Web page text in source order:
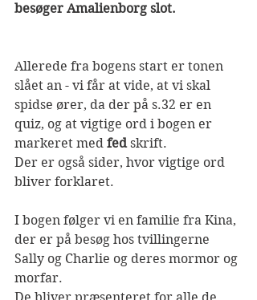
besøger Amalienborg slot.
Allerede fra bogens start er tonen
slået an - vi får at vide, at vi skal
spidse ører, da der på s.32 er en
quiz, og at vigtige ord i bogen er
markeret med fed skrift.
Der er også sider, hvor vigtige ord
bliver forklaret.
I bogen følger vi en familie fra Kina,
der er på besøg hos tvillingerne
Sally og Charlie og deres mormor og
morfar.